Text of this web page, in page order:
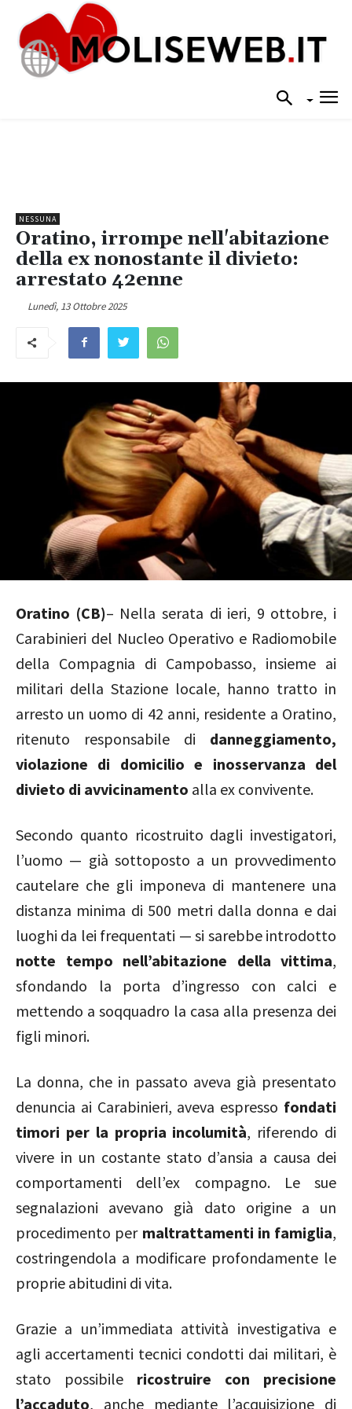
NESSUNA
Oratino, irrompe nell'abitazione
della ex nonostante il divieto:
arrestato 42enne
Lunedì, 13 Ottobre 2025
Oratino (CB)– Nella serata di ieri, 9 ottobre, i
Carabinieri del Nucleo Operativo e Radiomobile
della Compagnia di Campobasso, insieme ai
militari della Stazione locale, hanno tratto in
arresto un uomo di 42 anni, residente a Oratino,
ritenuto responsabile di danneggiamento,
violazione di domicilio e inosservanza del
divieto di avvicinamento alla ex convivente.
Secondo quanto ricostruito dagli investigatori,
l’uomo — già sottoposto a un provvedimento
cautelare che gli imponeva di mantenere una
distanza minima di 500 metri dalla donna e dai
luoghi da lei frequentati — si sarebbe introdotto
notte tempo nell’abitazione della vittima,
sfondando la porta d’ingresso con calci e
mettendo a soqquadro la casa alla presenza dei
figli minori.
La donna, che in passato aveva già presentato
denuncia ai Carabinieri, aveva espresso fondati
timori per la propria incolumità, riferendo di
vivere in un costante stato d’ansia a causa dei
comportamenti dell’ex compagno. Le sue
segnalazioni avevano già dato origine a un
procedimento per maltrattamenti in famiglia,
costringendola a modificare profondamente le
proprie abitudini di vita.
Grazie a un’immediata attività investigativa e
agli accertamenti tecnici condotti dai militari, è
stato possibile ricostruire con precisione
l’accaduto, anche mediante l’acquisizione di